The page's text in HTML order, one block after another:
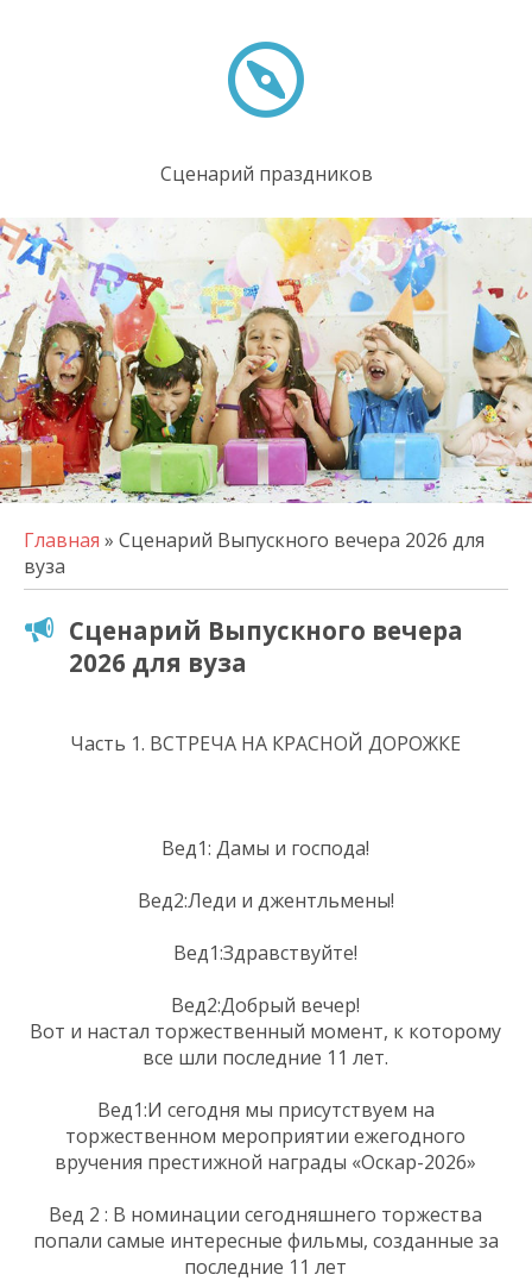
Сценарий праздников
Главная » Сценарий Выпускного вечера 2026 для
вуза
Сценарий Выпускного вечера
2026 для вуза
Часть 1. ВСТРЕЧА НА КРАСНОЙ ДОРОЖКЕ
Вед1: Дамы и господа!
Вед2:Леди и джентльмены!
Вед1:Здравствуйте!
Вед2:Добрый вечер!
Вот и настал торжественный момент, к которому
все шли последние 11 лет.
Вед1:И сегодня мы присутствуем на
торжественном мероприятии ежегодного
вручения престижной награды «Оскар-2026»
Вед 2 : В номинации сегодняшнего торжества
попали самые интересные фильмы, созданные за
последние 11 лет